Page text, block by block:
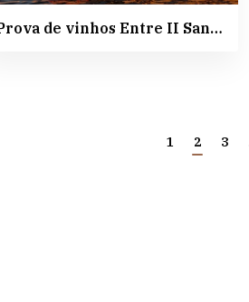
Prova de vinhos Entre II Santos na Adega Campolargo
1 2 3